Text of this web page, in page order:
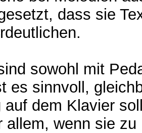
dass sie
sowohl mit
es sinnvoll,
auf dem Klavier
allem, wenn sie